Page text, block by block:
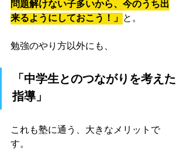
問題解けない子多いから、今のうち出
来るようにしておこう！」 と。
勉強のやり方以外にも、
「中学生とのつながりを考えた
指導」
これも塾に通う、大きなメリットで
す。